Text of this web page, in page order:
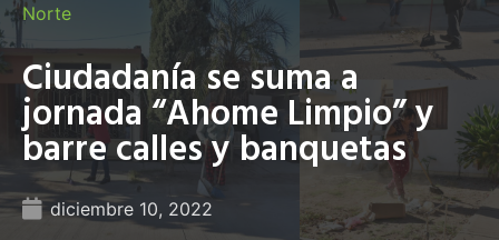
Norte
Ciudadanía se suma a
jornada “Ahome Limpio” y
barre calles y banquetas
diciembre 10, 2022